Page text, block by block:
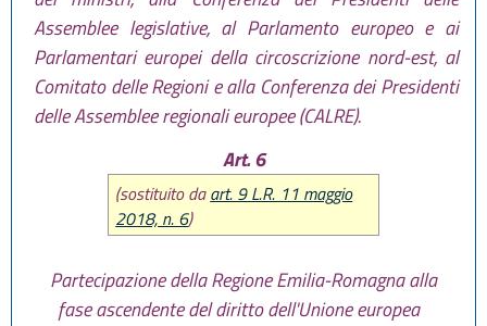
Assemblee legislative, al Parlamento europeo e ai
Parlamentari europei della circoscrizione nord-est, al
Comitato delle Regioni e alla Conferenza dei Presidenti
delle Assemblee regionali europee (CALRE).
Art. 6
(sostituito daart. 9 L.R. 11 maggio
2018, n. 6)
Partecipazione della Regione Emilia-Romagna alla
fase ascendente del diritto dell'Unione europea